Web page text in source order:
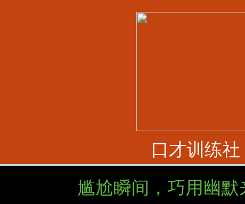
口才训练社
尴尬瞬间，巧用幽默